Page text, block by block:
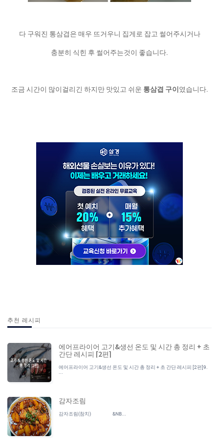
다 구워진 통삼겹은 매우 뜨거우니 집게로 잡고 썰어주시거나
충분히 식힌 후 썰어주는것이 좋습니다.
조금 시간이 많이걸리긴 하지만 맛있고 쉬운 통삼겹 구이 였습니다.
추천 레시피
에어프라이어 고기&생선 온도 및 시간 총 정리 + 초
간단 레시피 [2편]
에어프라이어 고기&생선 온도 및 시간 총 정리 + 초 간단 레시피 [2편]9.
감자조림
감자조림(참치) &NB...